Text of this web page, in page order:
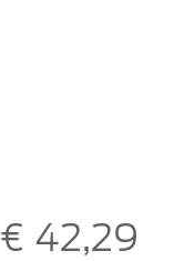
€ 42,29